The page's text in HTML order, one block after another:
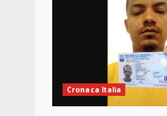
Cronaca Italia